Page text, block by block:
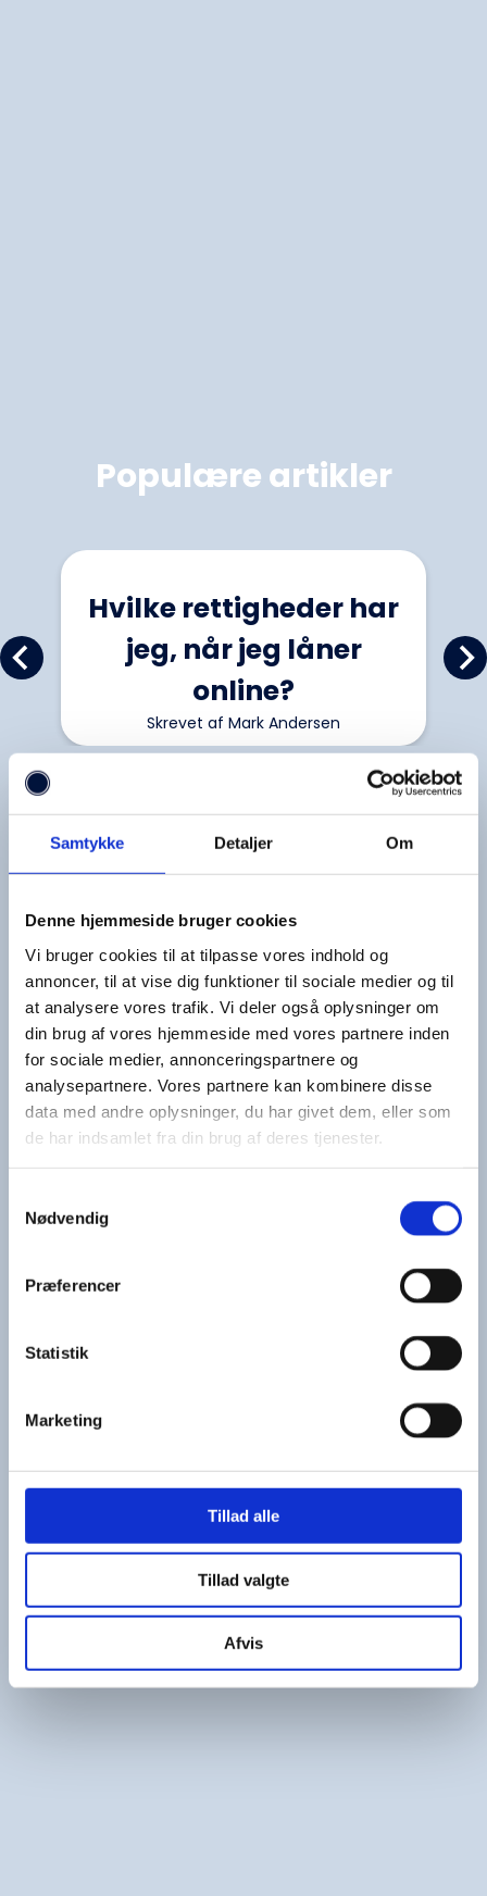
Samtykke Detaljer Om
Denne hjemmeside bruger cookies
Vi bruger cookies til at tilpasse vores indhold og
annoncer, til at vise dig funktioner til sociale medier og til
at analysere vores trafik. Vi deler også oplysninger om
din brug af vores hjemmeside med vores partnere inden
for sociale medier, annonceringspartnere og
analysepartnere. Vores partnere kan kombinere disse
data med andre oplysninger, du har givet dem, eller som
de har indsamlet fra din brug af deres tjenester.
Nødvendig
Præferencer
Statistik
Marketing
Tillad alle
Tillad valgte
Afvis
Populære artikler
Hvilke rettigheder har
jeg, når jeg låner
online?
Skrevet af Mark Andersen